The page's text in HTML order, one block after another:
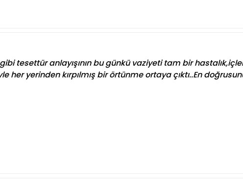
tesettür anlayışının bu günkü vaziyeti tam bir
yerinden kırpılmış bir örtünme ortaya çıktı..En